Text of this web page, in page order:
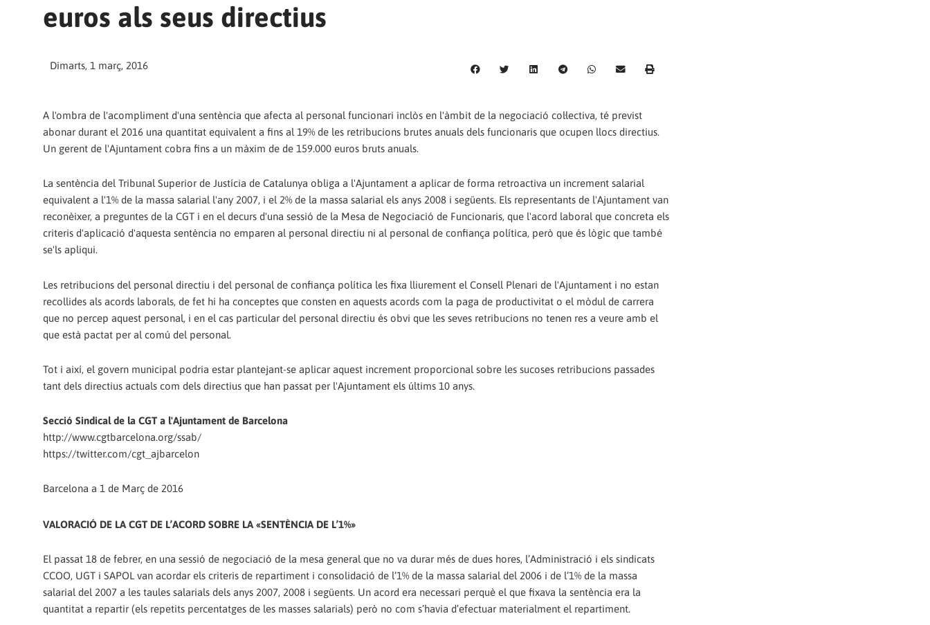
euros als seus directius
Dimarts, 1 març, 2016
A l'ombra de l'acompliment d'una sentència que afecta al personal funcionari inclòs en l'àmbit de la negociació col·lectiva, té previst
abonar durant el 2016 una quantitat equivalent a fins al 19% de les retribucions brutes anuals dels funcionaris que ocupen llocs directius.
Un gerent de l'Ajuntament cobra fins a un màxim de de 159.000 euros bruts anuals.
La sentència del Tribunal Superior de Justícia de Catalunya obliga a l'Ajuntament a aplicar de forma retroactiva un increment salarial
equivalent a l'1% de la massa salarial l'any 2007, i el 2% de la massa salarial els anys 2008 i següents. Els representants de l'Ajuntament van
reconèixer, a preguntes de la CGT i en el decurs d'una sessió de la Mesa de Negociació de Funcionaris, que l'acord laboral que concreta els
criteris d'aplicació d'aquesta sentència no emparen al personal directiu ni al personal de confiança política, però que és lògic que també
se'ls apliqui.
Les retribucions del personal directiu i del personal de confiança política les fixa lliurement el Consell Plenari de l'Ajuntament i no estan
recollides als acords laborals, de fet hi ha conceptes que consten en aquests acords com la paga de productivitat o el mòdul de carrera
que no percep aquest personal, i en el cas particular del personal directiu és obvi que les seves retribucions no tenen res a veure amb el
que està pactat per al comú del personal.
Tot i així, el govern municipal podria estar plantejant-se aplicar aquest increment proporcional sobre les sucoses retribucions passades
tant dels directius actuals com dels directius que han passat per l'Ajuntament els últims 10 anys.
Secció Sindical de la CGT a l'Ajuntament de Barcelona
http://www.cgtbarcelona.org/ssab/
https://twitter.com/cgt_ajbarcelon
Barcelona a 1 de Març de 2016
VALORACIÓ DE LA CGT DE L’ACORD SOBRE LA «SENTÈNCIA DE L’1%»
El passat 18 de febrer, en una sessió de negociació de la mesa general que no va durar més de dues hores, l’Administració i els sindicats
CCOO, UGT i SAPOL van acordar els criteris de repartiment i consolidació de l’1% de la massa salarial del 2006 i de l’1% de la massa
salarial del 2007 a les taules salarials dels anys 2007, 2008 i següents. Un acord era necessari perquè el que fixava la sentència era la
quantitat a repartir (els repetits percentatges de les masses salarials) però no com s’havia d’efectuar materialment el repartiment.